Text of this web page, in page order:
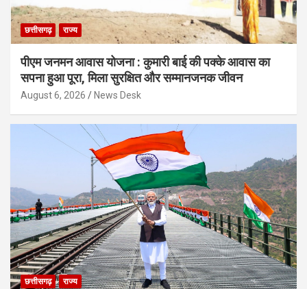
छत्तीसगढ़ राज्य
पीएम जनमन आवास योजना : कुमारी बाई की पक्के आवास का
सपना हुआ पूरा, मिला सुरक्षित और सम्मानजनक जीवन
August 6, 2026 News Desk
छत्तीसगढ़ राज्य